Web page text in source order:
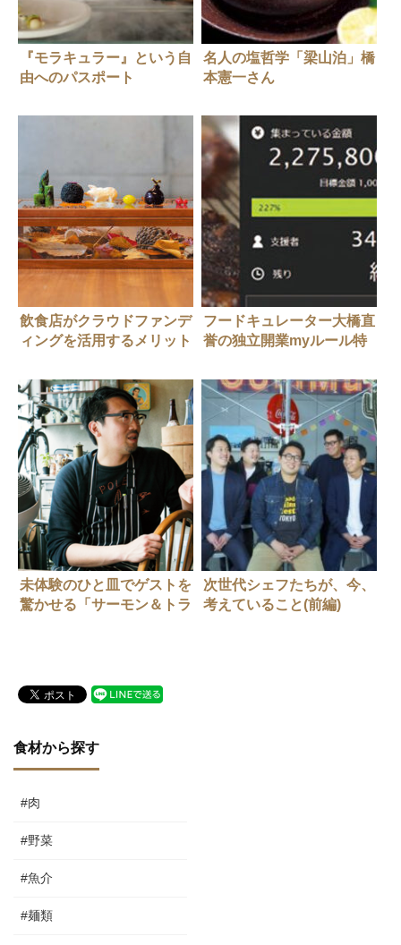
『モラキュラー』という自
由へのパスポート
名人の塩哲学「梁山泊」橋
本憲一さん
飲食店がクラウドファンデ
ィングを活用するメリット
フードキュレーター大橋直
誉の独立開業myルール特
けられる？大橋流の成功法
を教えます
未体験のひと皿でゲストを
驚かせる「サーモン＆トラ
次世代シェフたちが、今、
考えていること(前編)
食材から探す
#肉
#野菜
#魚介
#麺類